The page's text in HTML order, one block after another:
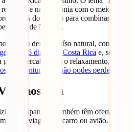
relaxada e na harmonia com o meio
locais do mundo para combinar
de Nicoya.
partido deste paraíso natural, consulta o
de 15 dias pela Costa Rica e, se
para intercalar com o relaxamento,
de aventura que não podes perder
Zen
espanhóis também têm ofertas
curta viagem de carro ou avião.